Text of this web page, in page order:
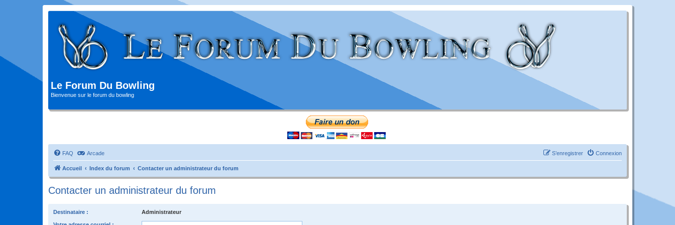
Le Forum Du Bowling
Bienvenue sur le forum du bowling
FAQ Arcade Connexion
S’enregistrer
Accueil Index du forum Contacter un administrateur du forum
Contacter un administrateur du forum
Destinataire : Administrateur